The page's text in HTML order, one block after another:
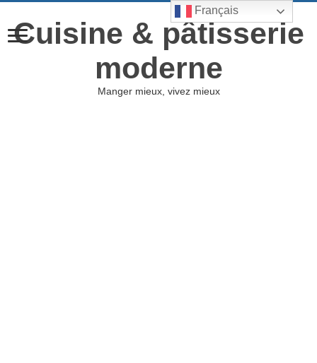
Cuisine & pâtisserie
moderne
Manger mieux, vivez mieux
Français